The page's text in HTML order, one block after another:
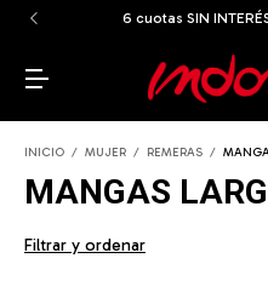
de debito
INICIO / MUJER / REMERAS /
MANGAS
Filtrar y ordenar